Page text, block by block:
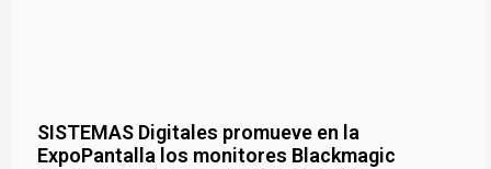
SISTEMAS Digitales promueve en la
ExpoPantalla los monitores Blackmagic